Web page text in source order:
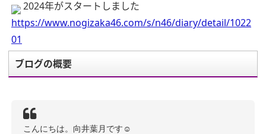
2024年がスタートしました
https://www.nogizaka46.com/s/n46/diary/detail/1022
01
ブログの概要
こんにちは。向井葉月です☺︎